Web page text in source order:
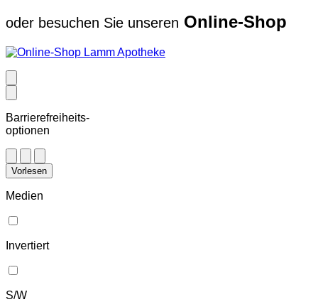
oder besuchen Sie unseren Online-Shop
Barrierefreiheits-
optionen
Vorlesen
Medien
Invertiert
S/W